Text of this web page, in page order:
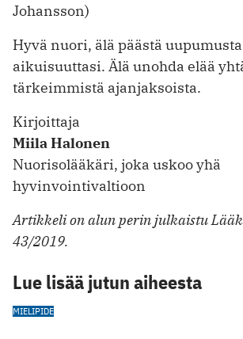
Johansson)
Hyvä nuori, älä päästä
aikuisuuttasi. Älä unohda elää
tärkeimmistä ajanjaksoista.
Kirjoittaja
Miila Halonen
Nuorisolääkäri, joka uskoo yhä
hyvinvointivaltioon
Artikkeli on alun perin julkaistu
43/2019.
Lue lisää jutun aiheesta
MIELIPIDE